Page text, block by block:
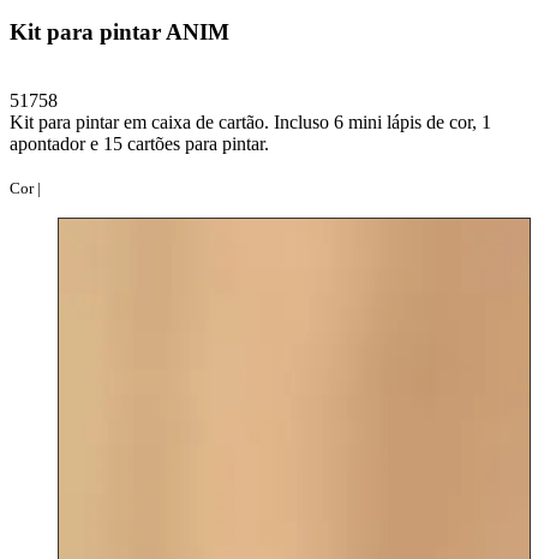
Kit para pintar ANIM
51758
Kit para pintar em caixa de cartão. Incluso 6 mini lápis de cor, 1
apontador e 15 cartões para pintar.
Cor |